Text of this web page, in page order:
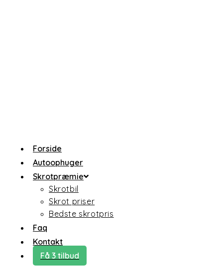
Forside
Autoophuger
Skrotpræmie
Skrotbil
Skrot priser
Bedste skrotpris
Faq
Kontakt
Få 3 tilbud